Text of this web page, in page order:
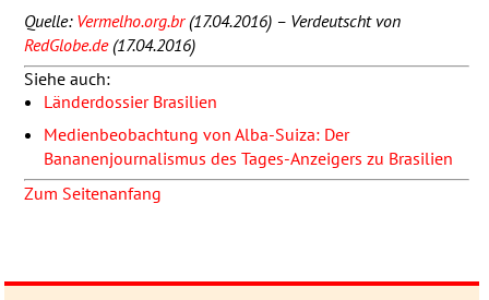
Quelle: Vermelho.org.br(17.04.2016) – Verdeutscht von
RedGlobe.de(17.04.2016)
Siehe auch:
Länderdossier Brasilien
Medienbeobachtung von Alba-Suiza: Der
Bananenjournalismus des Tages-Anzeigers zu Brasilien
Zum Seitenanfang